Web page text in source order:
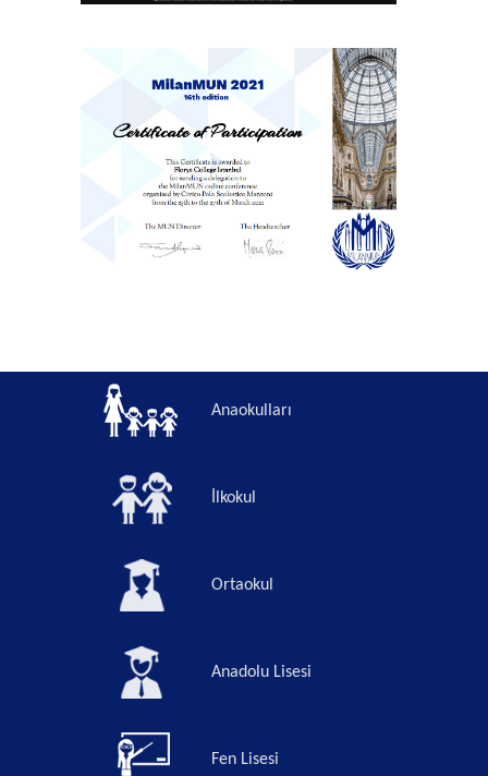
Anaokulları
İlkokul
Ortaokul
Anadolu Lisesi
Fen Lisesi